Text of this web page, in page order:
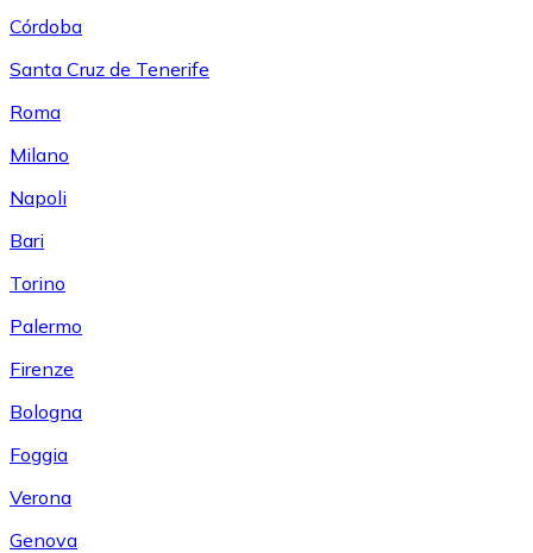
Córdoba
Santa Cruz de Tenerife
Roma
Milano
Napoli
Bari
Torino
Palermo
Firenze
Bologna
Foggia
Verona
Genova